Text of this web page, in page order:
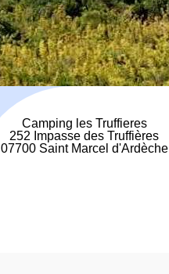
Camping les Truffieres
252 Impasse des Truffières
07700 Saint Marcel d'Ardèche